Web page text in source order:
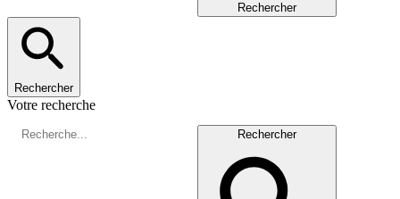
Rechercher
Rechercher
Votre recherche
Rechercher